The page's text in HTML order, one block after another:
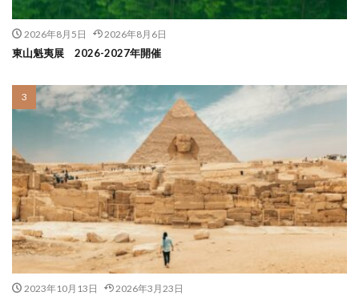
2026年8月5日 2026年8月6日
東山魁夷展 2026-2027年開催
2023年10月13日 2026年3月23日